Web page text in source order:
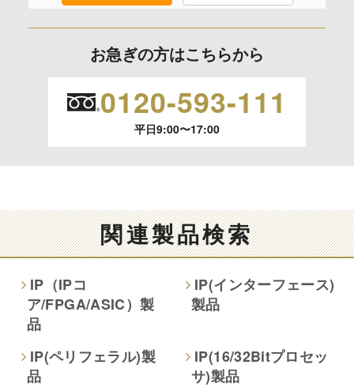
利用目的の通知、開示、内容の訂正、追加または削除、利用
います。）に応じます。
開示等のご請求は、下記お問い合わせ先窓口へご連絡願いま
す。
る結果
情報提供は任意ですが、情報を提供しなかった場合、情報の
項目によってはお問い合わせ等に
ご回答できない場合がございます。
なし
お急ぎの方はこちらから
0120-593-111
平日9:00〜17:00
関連製品検索
IP（IPコ
ア/FPGA/ASIC）製
品
IP(インターフェース)
製品
IP(ペリフェラル)製
品
IP(16/32Bitプロセッ
サ)製品